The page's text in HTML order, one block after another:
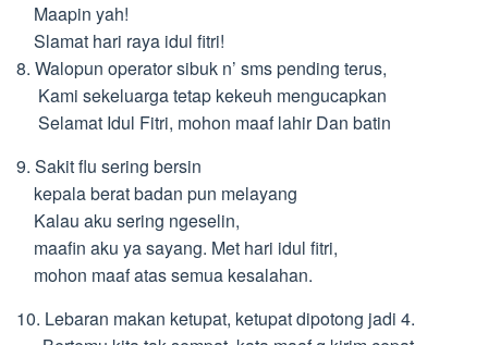
Maapin yah!
Slamat hari raya idul fitri!
8. Walopun operator sibuk n’ sms pending terus,
Kami sekeluarga tetap kekeuh mengucapkan
Selamat Idul Fitri, mohon maaf lahir Dan batin
9. Sakit flu sering bersin
kepala berat badan pun melayang
Kalau aku sering ngeselin,
maafin aku ya sayang. Met hari idul fitri,
mohon maaf atas semua kesalahan.
10. Lebaran makan ketupat, ketupat dipotong jadi 4.